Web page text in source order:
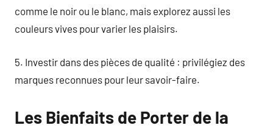
comme le noir ou le blanc, mais explorez aussi les
couleurs vives pour varier les plaisirs.
5. Investir dans des pièces de qualité : privilégiez des
marques reconnues pour leur savoir-faire.
Les Bienfaits de Porter de la